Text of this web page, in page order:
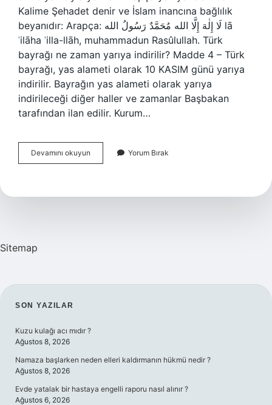
Kalime Şehadet denir ve İslam inancına bağlılık
beyanıdır: Arapça: لَا إِلٰهَ إِلَّا الله مُحَمَّدٌ رَسُولُ الله lā
ʾilāha ʾilla-llāh, muhammadun Rasûlullah. Türk
bayrağı ne zaman yarıya indirilir? Madde 4 – Türk
bayrağı, yas alameti olarak 10 KASIM günü yarıya
indirilir. Bayrağın yas alameti olarak yarıya
indirileceği diğer haller ve zamanlar Başbakan
tarafından ilan edilir. Kurum…
Devamını okuyun
Ki
Zaman
Yorum Bırak
Sitemap
SIDEBAR
SON YAZILAR
Kuzu kulağı acı mıdır ?
Ağustos 8, 2026
Namaza başlarken neden elleri kaldırmanın hükmü nedir ?
Ağustos 8, 2026
Evde yatalak bir hastaya engelli raporu nasıl alınır ?
Ağustos 6, 2026